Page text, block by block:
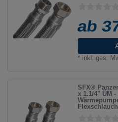
ab
* inkl. ges.
SFX®
x 1.1/4" ÜM